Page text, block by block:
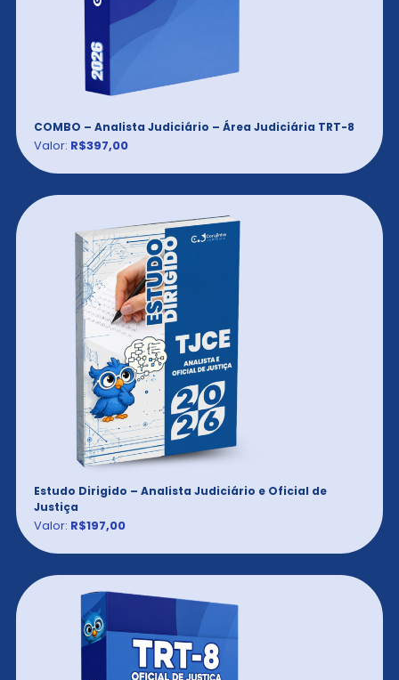
COMBO – Analista Judiciário – Área Judiciária TRT-8
Valor: R$397,00
Estudo Dirigido – Analista Judiciário e Oficial de
Justiça
Valor: R$197,00